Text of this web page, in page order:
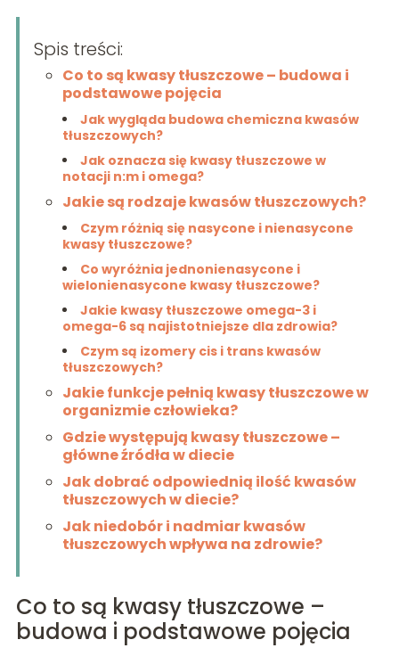
Spis treści:
Co to są kwasy tłuszczowe – budowa i
podstawowe pojęcia
Jak wygląda budowa chemiczna kwasów
tłuszczowych?
Jak oznacza się kwasy tłuszczowe w
notacji n:m i omega?
Jakie są rodzaje kwasów tłuszczowych?
Czym różnią się nasycone i nienasycone
kwasy tłuszczowe?
Co wyróżnia jednonienasycone i
wielonienasycone kwasy tłuszczowe?
Jakie kwasy tłuszczowe omega-3 i
omega-6 są najistotniejsze dla zdrowia?
Czym są izomery cis i trans kwasów
tłuszczowych?
Jakie funkcje pełnią kwasy tłuszczowe w
organizmie człowieka?
Gdzie występują kwasy tłuszczowe –
główne źródła w diecie
Jak dobrać odpowiednią ilość kwasów
tłuszczowych w diecie?
Jak niedobór i nadmiar kwasów
tłuszczowych wpływa na zdrowie?
Co to są kwasy tłuszczowe –
budowa i podstawowe pojęcia